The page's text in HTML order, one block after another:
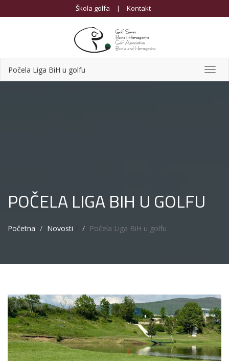
Škola golfa | Kontakt
Počela Liga BiH u golfu
POČELA LIGA BIH U GOLFU
Početna Novosti / Počela Liga BiH u golfu